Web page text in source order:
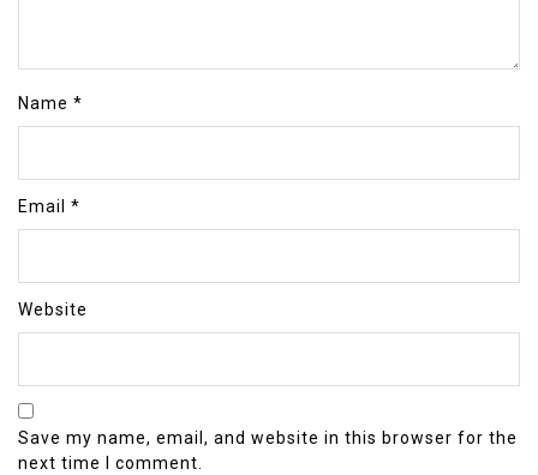
Name *
Email *
Website
Save my name, email, and website in this browser for the
next time I comment.